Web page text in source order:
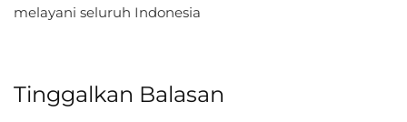
melayani seluruh Indonesia
Tinggalkan Balasan